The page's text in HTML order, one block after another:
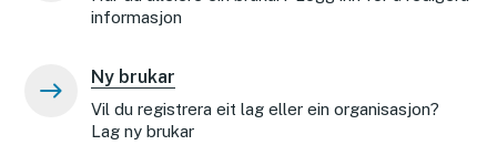
informasjon
Ny brukar
Vil du registrera eit lag eller ein organisasjon?
Lag ny brukar